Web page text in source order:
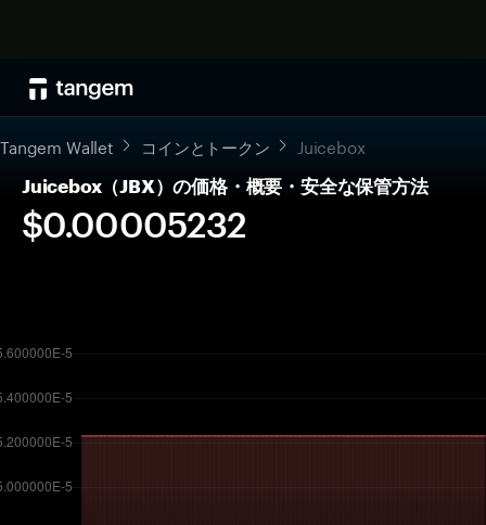
Tangem Wallet コインとトークン Juicebox
Juicebox（JBX）の価格・概要・安全な保管方法
$0.00005232